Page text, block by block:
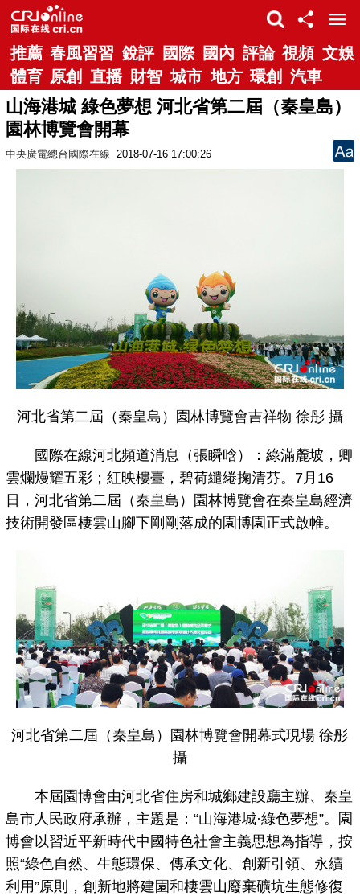
推薦 春風習習 銳評 國際 國內 評論 視頻 文娛
體育 原創 直播 財智 城市 地方 環創 汽車
山海港城 綠色夢想 河北省第二屆（秦皇島）
園林博覽會開幕
中央廣電總台國際在線 2018-07-16 17:00:26
河北省第二屆（秦皇島）園林博覽會吉祥物 徐彤 攝
國際在線河北頻道消息（張瞬晗）：綠滿麓坡，卿
雲爛熳耀五彩；紅映樓臺，碧荷繾綣掬清芬。7月16
日，河北省第二屆（秦皇島）園林博覽會在秦皇島經濟
技術開發區棲雲山腳下剛剛落成的園博園正式啟帷。
河北省第二屆（秦皇島）園林博覽會開幕式現場 徐彤
攝
本屆園博會由河北省住房和城鄉建設廳主辦、秦皇
島市人民政府承辦，主題是：“山海港城·綠色夢想”。園
博會以習近平新時代中國特色社會主義思想為指導，按
照“綠色自然、生態環保、傳承文化、創新引領、永續
利用”原則，創新地將建園和棲雲山廢棄礦坑生態修復